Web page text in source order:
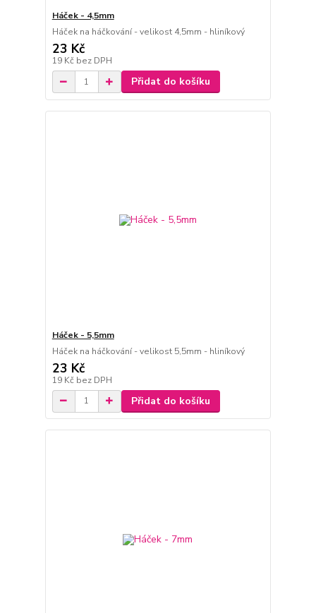
Háček - 4,5mm
Háček na háčkování - velikost 4,5mm - hliníkový
23 Kč
19 Kč bez DPH
Přidat do košíku
Háček - 5,5mm
Háček na háčkování - velikost 5,5mm - hliníkový
23 Kč
19 Kč bez DPH
Přidat do košíku